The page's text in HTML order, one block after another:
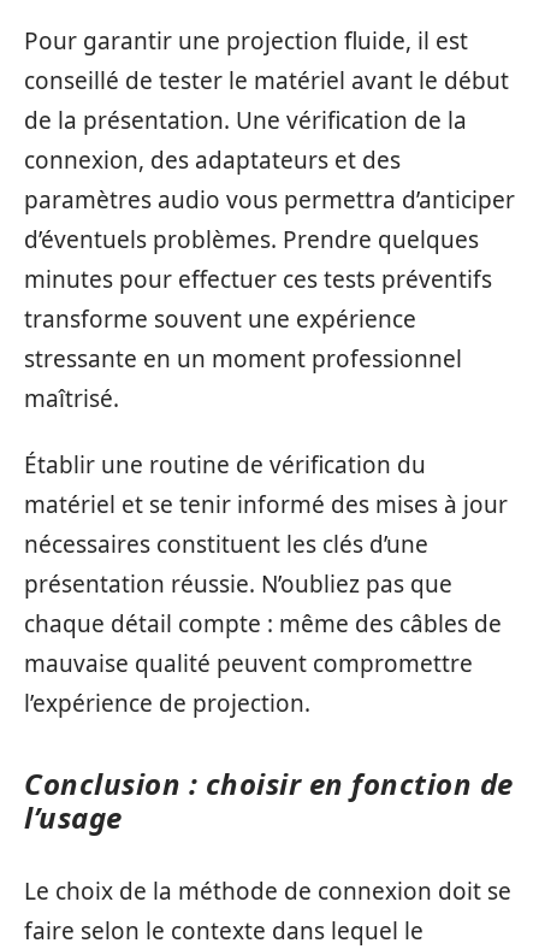
Pour garantir une projection fluide, il est
conseillé de tester le matériel avant le début
de la présentation. Une vérification de la
connexion, des adaptateurs et des
paramètres audio vous permettra d’anticiper
d’éventuels problèmes. Prendre quelques
minutes pour effectuer ces tests préventifs
transforme souvent une expérience
stressante en un moment professionnel
maîtrisé.
Établir une routine de vérification du
matériel et se tenir informé des mises à jour
nécessaires constituent les clés d’une
présentation réussie. N’oubliez pas que
chaque détail compte : même des câbles de
mauvaise qualité peuvent compromettre
l’expérience de projection.
Conclusion : choisir en fonction de
l’usage
Le choix de la méthode de connexion doit se
faire selon le contexte dans lequel le